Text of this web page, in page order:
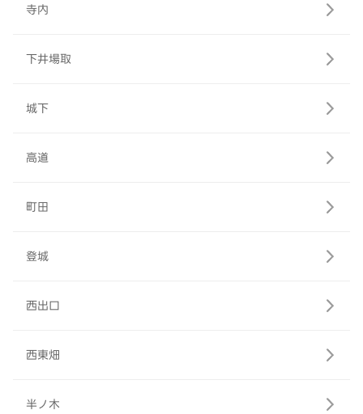
寺内
下井場取
城下
高道
町田
登城
西出口
西東畑
半ノ木